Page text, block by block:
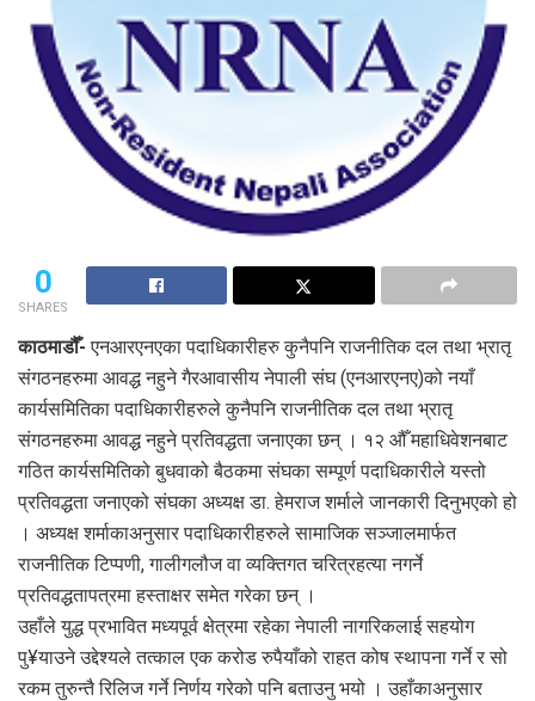
0
SHARES
काठमाडौँ- एनआरएनएका पदाधिकारीहरु कुनैपनि राजनीतिक दल तथा भ्रातृ
संगठनहरुमा आवद्ध नहुने गैरआवासीय नेपाली संघ (एनआरएनए)को नयाँ
कार्यसमितिका पदाधिकारीहरुले कुनैपनि राजनीतिक दल तथा भ्रातृ
संगठनहरुमा आवद्ध नहुने प्रतिवद्धता जनाएका छन् । १२ औँ महाधिवेशनबाट
गठित कार्यसमितिको बुधवाको बैठकमा संघका सम्पूर्ण पदाधिकारीले यस्तो
प्रतिवद्धता जनाएको संघका अध्यक्ष डा. हेमराज शर्माले जानकारी दिनुभएको हो
। अध्यक्ष शर्माकाअनुसार पदाधिकारीहरुले सामाजिक सञ्जालमार्फत
राजनीतिक टिप्पणी, गालीगलौज वा व्यक्तिगत चरित्रहत्या नगर्ने
प्रतिवद्धतापत्रमा हस्ताक्षर समेत गरेका छन् ।
उहाँले युद्ध प्रभावित मध्यपूर्व क्षेत्रमा रहेका नेपाली नागरिकलाई सहयोग
पु¥याउने उद्देश्यले तत्काल एक करोड रुपैयाँको राहत कोष स्थापना गर्ने र सो
रकम तुरुन्तै रिलिज गर्ने निर्णय गरेको पनि बताउनु भयो । उहाँकाअनुसार